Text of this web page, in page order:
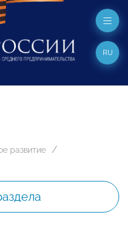
RU
развитие